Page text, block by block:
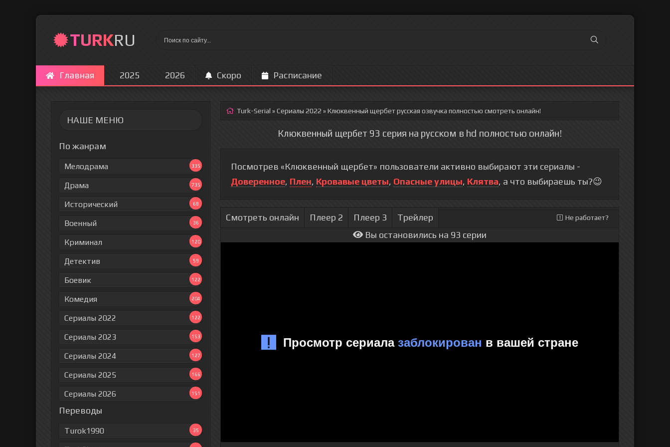
TURKRU
Главная 2025 2026 Скоро Расписание
НАШЕ МЕНЮ
По жанрам
Мелодрама 335
Драма 735
Исторический 68
Военный 36
Криминал 120
Детектив 59
Боевик 122
Комедия 204
Сериалы 2022 122
Сериалы 2023 153
Сериалы 2024 127
Сериалы 2025 166
Сериалы 2026 151
Переводы
Turok1990 35
Turk-Serial »Сериалы 2022 » Клюквенный щербетрусская озвучка полностью смотреть онлайн!
Клюквенный щербет 93 серия на русском в hd полностью онлайн!
Посмотрев «Клюквенный щербет» пользователи активно выбирают эти сериалы -
Доверенное, Плен, Кровавые цветы, Опасные улицы, Клятва, а что выбираешь ты?😉
Смотреть онлайн Плеер 2 Плеер 3 Трейлер Не работает?
Вы остановились на 93 серии